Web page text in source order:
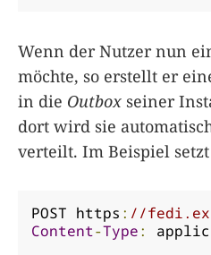
Wenn der Nutzer nun
möchte, so erstellt er
in die Outbox seiner
dort wird sie
verteilt. Im Beispiel setzt
POST https : //
Content-Type: